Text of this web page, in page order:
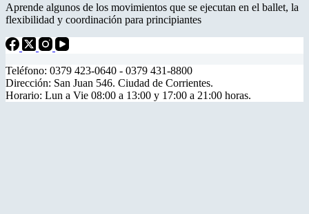
Aprende algunos de los movimientos que se ejecutan en el ballet, la
flexibilidad y coordinación para principiantes
Teléfono: 0379 423-0640 - 0379 431-8800
Dirección: San Juan 546. Ciudad de Corrientes.
Horario: Lun a Vie 08:00 a 13:00 y 17:00 a 21:00 horas.